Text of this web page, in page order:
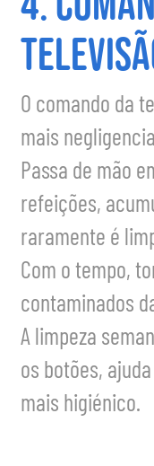
O comando da
mais
Passa de mão
refeições,
raramente é
Com o tempo,
contaminados
A limpeza
os botões,
mais higiénico.